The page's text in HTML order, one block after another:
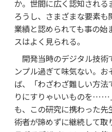
か。世間に広く認知され
ろうし、さまざまな要素
業績と認められても事の
スはよく見られる。
開発当時のデジタル技術
ンプル過ぎて味気ない。
ば、「わざわざ難しい方
りにすりゃいいものを……
も、この研究に携わった
術者が諦めずに継続して